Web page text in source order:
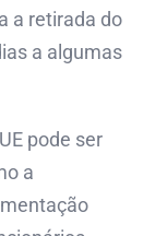
a retirada do
a algumas
pode ser
a